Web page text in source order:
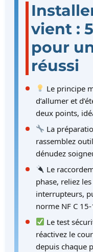
vient :
pour
réussi
Le principe
d’allumer et
deux points,
La
rassemblez
dénudez
Le
phase, reliez
interrupteurs,
norme NF C
Le test
réactivez le
depuis chaque